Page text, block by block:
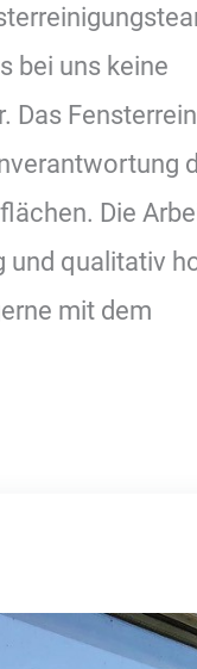
bei uns keine
Das
Die
und qualitativ
mit dem